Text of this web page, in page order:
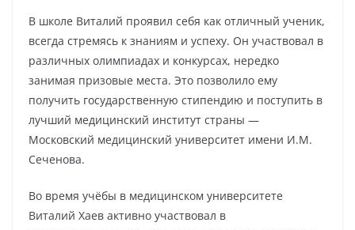
В школе Виталий проявил себя как отличный ученик,
всегда стремясь к знаниям и успеху. Он участвовал в
различных олимпиадах и конкурсах, нередко
занимая призовые места. Это позволило ему
получить государственную стипендию и поступить в
лучший медицинский институт страны —
Московский медицинский университет имени И.М.
Сеченова.
Во время учёбы в медицинском университете
Виталий Хаев активно участвовал в